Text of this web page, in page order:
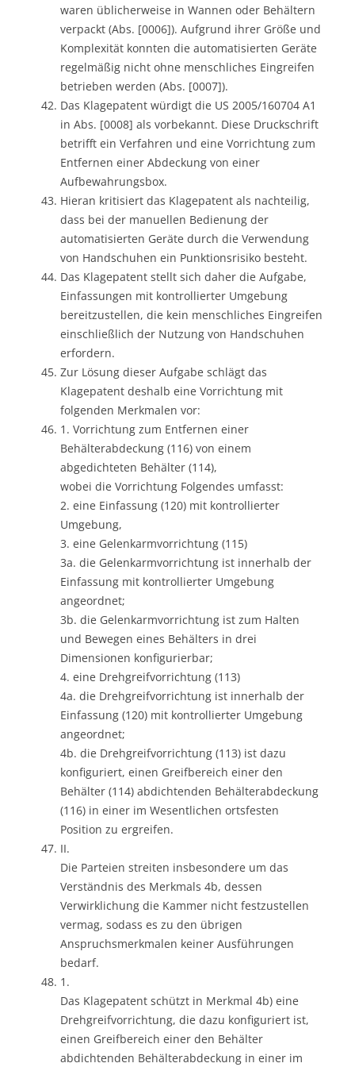
waren üblicherweise in Wannen oder Behältern
verpackt (Abs. [0006]). Aufgrund ihrer Größe und
Komplexität konnten die automatisierten Geräte
regelmäßig nicht ohne menschliches Eingreifen
betrieben werden (Abs. [0007]).
Das Klagepatent würdigt die US 2005/160704 A1
in Abs. [0008] als vorbekannt. Diese Druckschrift
betrifft ein Verfahren und eine Vorrichtung zum
Entfernen einer Abdeckung von einer
Aufbewahrungsbox.
Hieran kritisiert das Klagepatent als nachteilig,
dass bei der manuellen Bedienung der
automatisierten Geräte durch die Verwendung
von Handschuhen ein Punktionsrisiko besteht.
Das Klagepatent stellt sich daher die Aufgabe,
Einfassungen mit kontrollierter Umgebung
bereitzustellen, die kein menschliches Eingreifen
einschließlich der Nutzung von Handschuhen
erfordern.
Zur Lösung dieser Aufgabe schlägt das
Klagepatent deshalb eine Vorrichtung mit
folgenden Merkmalen vor:
1. Vorrichtung zum Entfernen einer
Behälterabdeckung (116) von einem
abgedichteten Behälter (114),
wobei die Vorrichtung Folgendes umfasst:
2. eine Einfassung (120) mit kontrollierter
Umgebung,
3. eine Gelenkarmvorrichtung (115)
3a. die Gelenkarmvorrichtung ist innerhalb der
Einfassung mit kontrollierter Umgebung
angeordnet;
3b. die Gelenkarmvorrichtung ist zum Halten
und Bewegen eines Behälters in drei
Dimensionen konfigurierbar;
4. eine Drehgreifvorrichtung (113)
4a. die Drehgreifvorrichtung ist innerhalb der
Einfassung (120) mit kontrollierter Umgebung
angeordnet;
4b. die Drehgreifvorrichtung (113) ist dazu
konfiguriert, einen Greifbereich einer den
Behälter (114) abdichtenden Behälterabdeckung
(116) in einer im Wesentlichen ortsfesten
Position zu ergreifen.
II.
Die Parteien streiten insbesondere um das
Verständnis des Merkmals 4b, dessen
Verwirklichung die Kammer nicht festzustellen
vermag, sodass es zu den übrigen
Anspruchsmerkmalen keiner Ausführungen
bedarf.
1.
Das Klagepatent schützt in Merkmal 4b) eine
Drehgreifvorrichtung, die dazu konfiguriert ist,
einen Greifbereich einer den Behälter
abdichtenden Behälterabdeckung in einer im